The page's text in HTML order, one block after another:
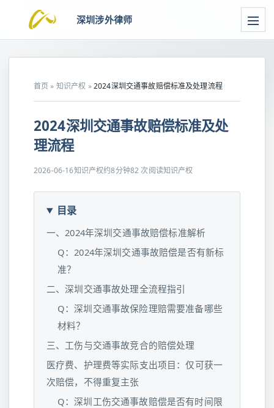
深圳涉外律师
首页 » 知识产权 »2024深圳交通事故赔偿标准及处理流程
2024深圳交通事故赔偿标准及处
理流程
2026-06-16知识产权约8分钟82 次阅读知识产权
目录
一、2024年深圳交通事故赔偿标准解析
Q：2024年深圳交通事故赔偿是否有新标
准？
二、深圳交通事故处理全流程指引
Q：深圳交通事故保险理赔需要准备哪些
材料？
三、工伤与交通事故竞合的赔偿处理
医疗费、护理费等实际支出项目：仅可获一
次赔偿，不得重复主张
Q：深圳工伤交通事故赔偿是否有时间限